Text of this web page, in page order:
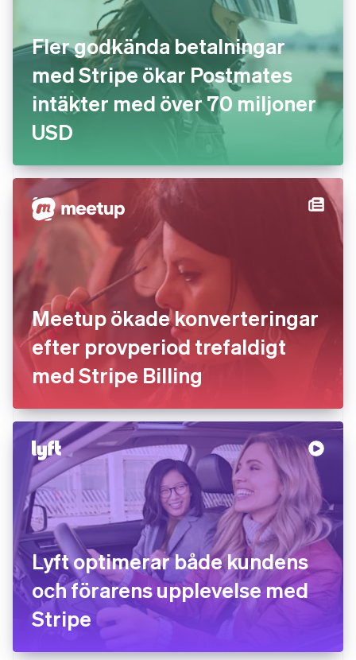
Fler godkända betalningar
med Stripe ökar Postmates
intäkter med över 70 miljoner
USD
Meetup ökade konverteringar
efter provperiod trefaldigt
med Stripe Billing
Lyft optimerar både kundens
och förarens upplevelse med
Stripe